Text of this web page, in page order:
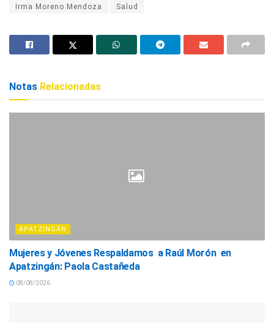
Irma Moreno Mendoza Salud
Notas Relacionadas
APATZINGÁN
Mujeres y Jóvenes Respaldamos a Raúl Morón en
Apatzingán: Paola Castañeda
08/08/2026